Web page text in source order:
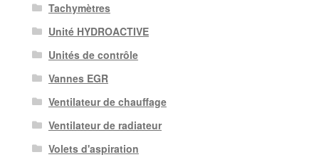
Tachymètres
Unité HYDROACTIVE
Unités de contrôle
Vannes EGR
Ventilateur de chauffage
Ventilateur de radiateur
Volets d'aspiration